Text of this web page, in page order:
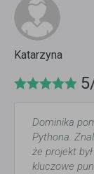
Katarzyna
Dominika
Pythona.
że projekt
kluczowe